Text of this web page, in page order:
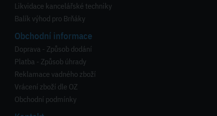
Likvidace kancelářské techniky
Balík výhod pro Brňáky
Obchodní informace
Doprava - Způsob dodání
Platba - Způsob úhrady
Reklamace vadného zboží
Vrácení zboží dle OZ
Obchodní podmínky